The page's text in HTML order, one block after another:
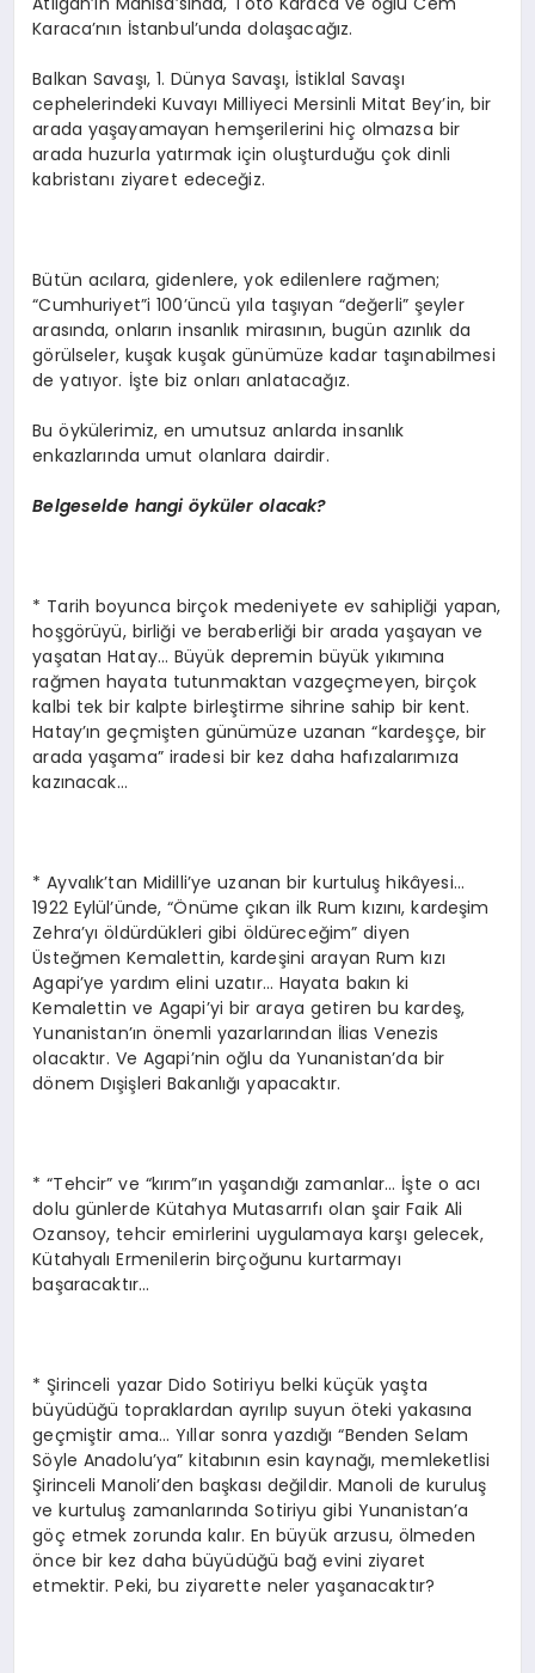
Karaca’nın İstanbul’unda dolaşacağız.
Balkan Savaşı, 1. Dünya Savaşı, İstiklal Savaşı
cephelerindeki Kuvayı Milliyeci Mersinli Mitat Bey’in, bir
arada yaşayamayan hemşerilerini hiç olmazsa bir
arada huzurla yatırmak için oluşturduğu çok dinli
kabristanı ziyaret edeceğiz.
Bütün acılara, gidenlere, yok edilenlere rağmen;
“Cumhuriyet”i 100’üncü yıla taşıyan “değerli” şeyler
arasında, onların insanlık mirasının, bugün azınlık da
görülseler, kuşak kuşak günümüze kadar taşınabilmesi
de yatıyor. İşte biz onları anlatacağız.
Bu öykülerimiz, en umutsuz anlarda insanlık
enkazlarında umut olanlara dairdir.
Belgeselde hangi öyküler olacak?
* Tarih boyunca birçok medeniyete ev sahipliği yapan,
hoşgörüyü, birliği ve beraberliği bir arada yaşayan ve
yaşatan Hatay… Büyük depremin büyük yıkımına
rağmen hayata tutunmaktan vazgeçmeyen, birçok
kalbi tek bir kalpte birleştirme sihrine sahip bir kent.
Hatay’ın geçmişten günümüze uzanan “kardeşçe, bir
arada yaşama” iradesi bir kez daha hafızalarımıza
kazınacak…
* Ayvalık’tan Midilli’ye uzanan bir kurtuluş hikâyesi…
1922 Eylül’ünde, “Önüme çıkan ilk Rum kızını, kardeşim
Zehra’yı öldürdükleri gibi öldüreceğim” diyen
Üsteğmen Kemalettin, kardeşini arayan Rum kızı
Agapi’ye yardım elini uzatır… Hayata bakın ki
Kemalettin ve Agapi’yi bir araya getiren bu kardeş,
Yunanistan’ın önemli yazarlarından İlias Venezis
olacaktır. Ve Agapi’nin oğlu da Yunanistan’da bir
dönem Dışişleri Bakanlığı yapacaktır.
* “Tehcir” ve “kırım”ın yaşandığı zamanlar… İşte o acı
dolu günlerde Kütahya Mutasarrıfı olan şair Faik Ali
Ozansoy, tehcir emirlerini uygulamaya karşı gelecek,
Kütahyalı Ermenilerin birçoğunu kurtarmayı
başaracaktır…
* Şirinceli yazar Dido Sotiriyu belki küçük yaşta
büyüdüğü topraklardan ayrılıp suyun öteki yakasına
geçmiştir ama… Yıllar sonra yazdığı “Benden Selam
Söyle Anadolu’ya” kitabının esin kaynağı, memleketlisi
Şirinceli Manoli’den başkası değildir. Manoli de kuruluş
ve kurtuluş zamanlarında Sotiriyu gibi Yunanistan’a
göç etmek zorunda kalır. En büyük arzusu, ölmeden
önce bir kez daha büyüdüğü bağ evini ziyaret
etmektir. Peki, bu ziyarette neler yaşanacaktır?